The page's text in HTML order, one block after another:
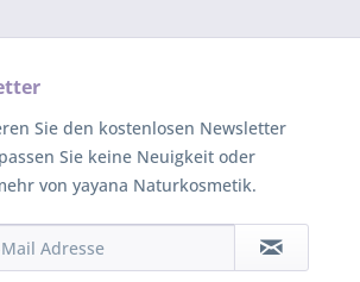
Sie den kostenlosen Newsletter
Sie keine Neuigkeit oder
von yayana Naturkosmetik.